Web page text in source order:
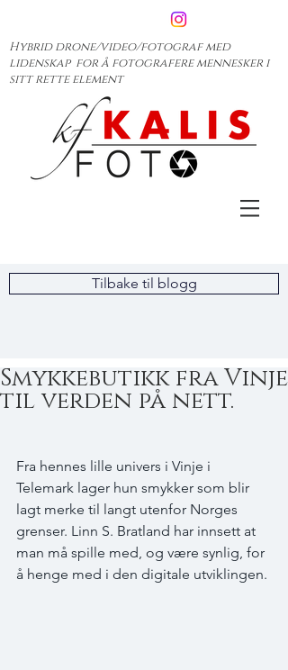
Hybrid drone/video/fotograf med
lidenskap for å fotografere mennesker i
sitt rette element
Tilbake til blogg
Smykkebutikk fra Vinje
til verden på nett.
Fra hennes lille univers i Vinje i
Telemark lager hun smykker som blir
lagt merke til langt utenfor Norges
grenser. Linn S. Bratland har innsett at
man må spille med, og være synlig, for
å henge med i den digitale utviklingen.